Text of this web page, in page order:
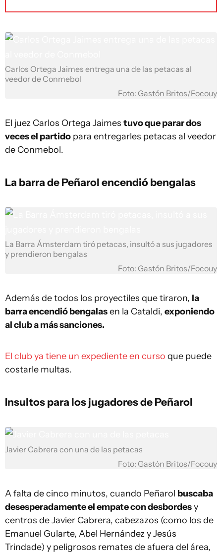
Carlos Ortega Jaimes entrega una de las petacas al
veedor de Conmebol
Foto: Gastón Britos/Focouy
El juez Carlos Ortega Jaimes tuvo que parar dos
veces el partido para entregarles petacas al veedor
de Conmebol.
La barra de Peñarol encendió bengalas
La Barra Ámsterdam tiró petacas, insultó a sus jugadores
y prendieron bengalas
Foto: Gastón Britos/Focouy
Además de todos los proyectiles que tiraron, la
barra encendió bengalasen la Cataldi, exponiendo
al club a más sanciones.
El club ya tiene un expediente en curso que puede
costarle multas.
Insultos para los jugadores de Peñarol
Javier Cabrera con una de las petacas
Foto: Gastón Britos/Focouy
A falta de cinco minutos, cuando Peñarol buscaba
desesperadamente el empate con desbordesy
centros de Javier Cabrera, cabezazos (como los de
Emanuel Gularte, Abel Hernández y Jesús
Trindade) y peligrosos remates de afuera del área,